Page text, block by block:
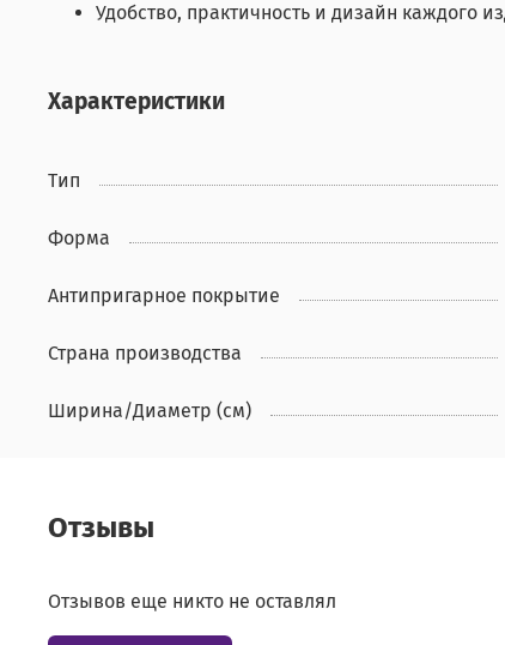
Удобство, практичность и дизайн каждого
Характеристики
Тип
Форма
Антипригарное покрытие
Страна производства
Ширина/Диаметр (см)
Отзывы
Отзывов еще никто не оставлял